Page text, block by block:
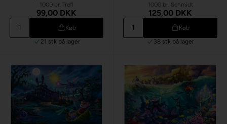
1000 br. Trefl
99,00 DKK
Køb
21 stk på lager
1000 br. Schmidt
125,00 DKK
Køb
38 stk på lager